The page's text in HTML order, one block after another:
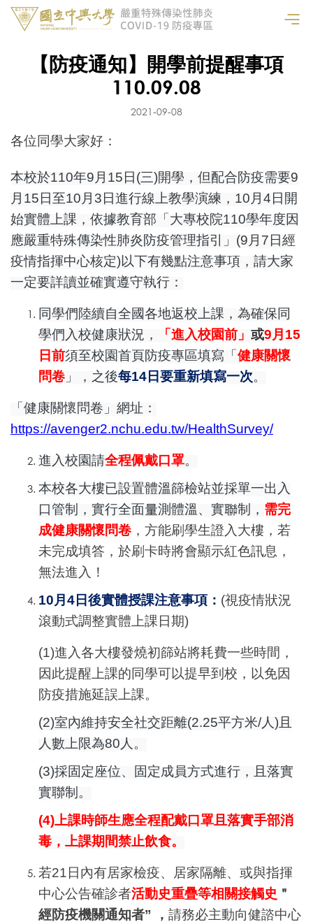
【防疫通知】開學前提醒事項
110.09.08
2021-09-08
各位同學大家好：
本校於110年9月15日(三)開學，但配合防疫需要9
月15日至10月3日進行線上教學演練，10月4日開
始實體上課，依據教育部「大專校院110學年度因
應嚴重特殊傳染性肺炎防疫管理指引」(9月7日經
疫情指揮中心核定)以下有幾點注意事項，請大家
一定要詳讀並確實遵守執行：
同學們陸續自全國各地返校上課，為確保同
學們入校健康狀況，
「進入校園前」 或9月15
日前須至校園首頁防疫專區填寫「 健康關懷
問卷 」，之後每14日要重新填寫一次。
「健康關懷問卷」網址：
https://avenger2.nchu.edu.tw/HealthSurvey/
進入校園請全程佩戴口罩。
本校各大樓已設置體溫篩檢站並採單一出入
口管制，實行全面量測體溫、實聯制， 需完
成健康關懷問卷 ，方能刷學生證入大樓，若
未完成填答，於刷卡時將會顯示紅色訊息，
無法進入！
10月4日後實體授課注意事項： (視疫情狀況
滾動式調整實體上課日期)
(1)進入各大樓發燒初篩站將耗費一些時間，
因此提醒上課的同學可以提早到校，以免因
防疫措施延誤上課。
(2)室內維持安全社交距離(2.25平方米/人)且
人數上限為80人。
(3)採固定座位、固定成員方式進行，且落實
實聯制。
(4)上課時師生應全程配戴口罩且落實手部消
毒，上課期間禁止飲食。
若21日內有居家檢疫、居家隔離、或與指揮
中心公告確診者活動史重疊等相關接觸史 ＂
經防疫機關通知者” ， 請務必主動向健諮中心